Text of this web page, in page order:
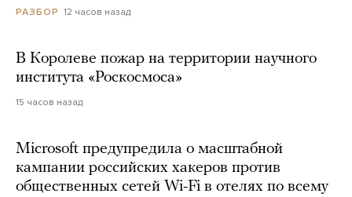
РАЗБОР 12 часов назад
В Королеве пожар на территории научного
института «Роскосмоса»
15 часов назад
Microsoft предупредила о масштабной
кампании российских хакеров против
общественных сетей Wi-Fi в отелях по всему